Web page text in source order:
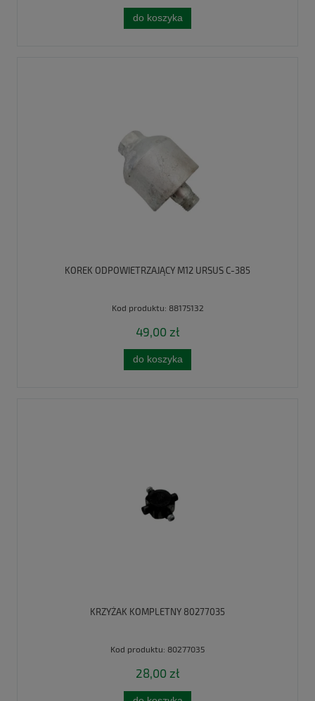
do koszyka
KOREK ODPOWIETRZAJĄCY M12 URSUS C-385
Kod produktu: 88175132
49,00 zł
do koszyka
KRZYŻAK KOMPLETNY 80277035
Kod produktu: 80277035
28,00 zł